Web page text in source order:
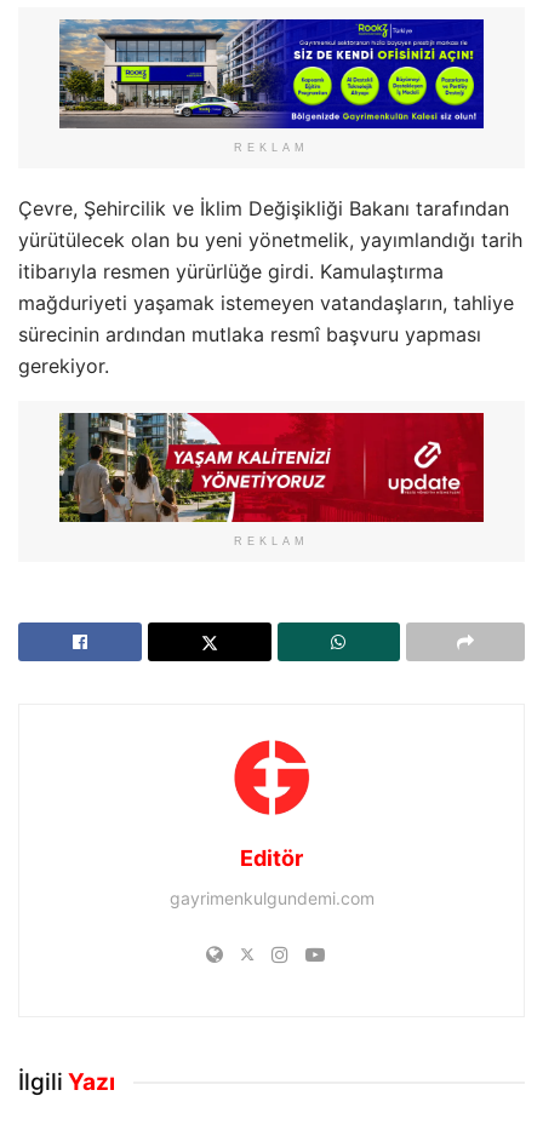
REKLAM
Çevre, Şehircilik ve İklim Değişikliği Bakanı tarafından
yürütülecek olan bu yeni yönetmelik, yayımlandığı tarih
itibarıyla resmen yürürlüğe girdi. Kamulaştırma
mağduriyeti yaşamak istemeyen vatandaşların, tahliye
sürecinin ardından mutlaka resmî başvuru yapması
gerekiyor.
REKLAM
Editör
gayrimenkulgundemi.com
İlgili Yazı